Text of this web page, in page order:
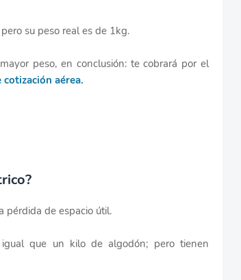
su peso real es de 1kg.
peso, en conclusión: te cobrará por el
aérea.
pérdida de espacio útil.
que un kilo de algodón; pero tienen